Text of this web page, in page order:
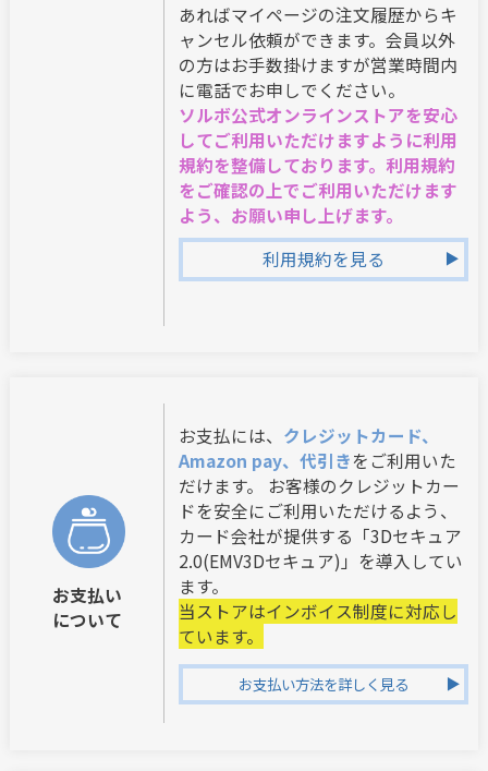
あればマイページの注文履歴からキ
ャンセル依頼ができます。会員以外
の方はお手数掛けますが営業時間内
に電話でお申しでください。
ソルボ公式オンラインストアを安心
してご利用いただけますように利用
規約を整備しております。利用規約
をご確認の上でご利用いただけます
よう、お願い申し上げます。
利用規約を見る
お支払い
について
お支払には、 クレジットカード、
Amazon pay、代引きをご利用いた
だけます。 お客様のクレジットカー
ドを安全にご利用いただけるよう、
カード会社が提供する「3Dセキュア
2.0(EMV3Dセキュア)」を導入してい
ます。
当ストアはインボイス制度に対応し
ています。
お支払い方法を詳しく見る